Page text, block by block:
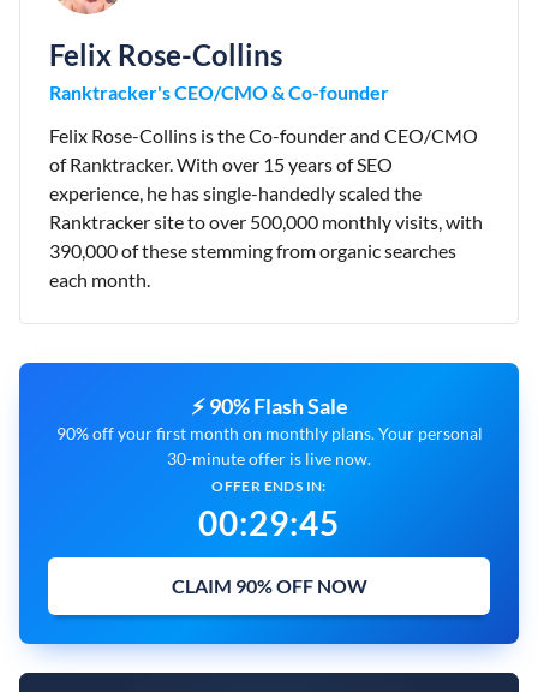
Felix Rose-Collins
Ranktracker's CEO/CMO & Co-founder
Felix Rose-Collins is the Co-founder and CEO/CMO
of Ranktracker. With over 15 years of SEO
experience, he has single-handedly scaled the
Ranktracker site to over 500,000 monthly visits, with
390,000 of these stemming from organic searches
each month.
⚡ 90% Flash Sale
90% off your first month on monthly plans. Your personal
30-minute offer is live now.
OFFER ENDS IN:
00:29:43
CLAIM 90% OFF NOW